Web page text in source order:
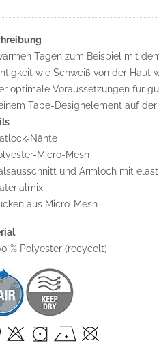
Tagen zum Beispiel mit
wie Schweiß von der Haut
optimale Voraussetzungen für
Tape-Designelement auf der
Nähte
Micro-Mesh
und Armloch mit
aus Micro-Mesh
% Polyester (recycelt)